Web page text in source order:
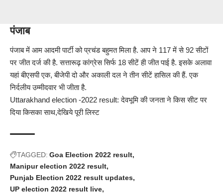
पंजाब
पंजाब में आम आदमी पार्टी को प्रचंड बहुमत मिला है. आप ने 117 में से 92 सीटों
पर जीत दर्ज की है. सत्तारूढ़ कांग्रेस सिर्फ 18 सीटें ही जीत पाई है. इसके अलावा
यहां बीएसपी एक, बीजेपी दो और अकाली दल ने तीन सीटें हासिल की हैं. एक
निर्दलीय उम्मीदवार भी जीता है.
Uttarakhand election -2022 result: देवभूमि की जनता ने किस सीट पर
दिया किसका साथ,देखिये पूरी लिस्ट
TAGGED: Goa Election 2022 result
Manipur election 2022 result
Punjab Election 2022 result updates
UP election 2022 result live